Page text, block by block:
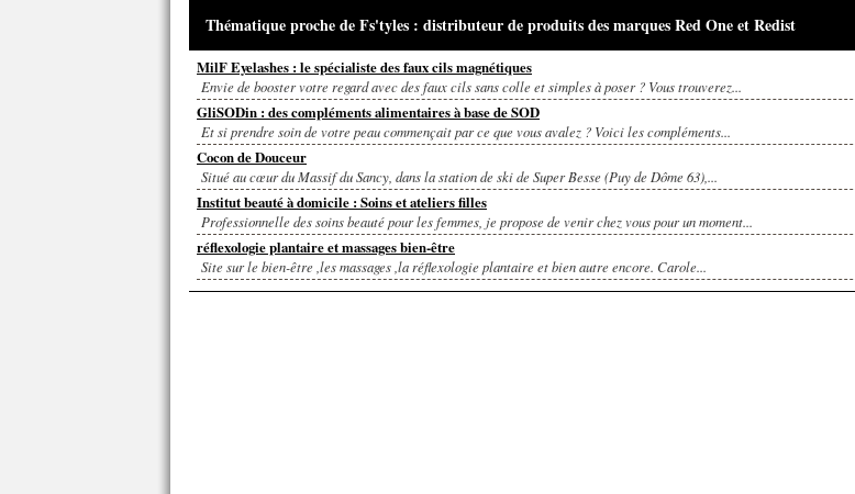
Thématique proche de Fs'tyles : distributeur de produits des marques Red One et Redist
MilF Eyelashes : le spécialiste des faux cils magnétiques
Envie de booster votre regard avec des faux cils sans colle et simples à poser ? Vous trouverez...
GliSODin : des compléments alimentaires à base de SOD
Et si prendre soin de votre peau commençait par ce que vous avalez ? Voici les compléments...
Cocon de Douceur
Situé au cœur du Massif du Sancy, dans la station de ski de Super Besse (Puy de Dôme 63),...
Institut beauté à domicile : Soins et ateliers filles
Professionnelle des soins beauté pour les femmes, je propose de venir chez vous pour un moment...
réflexologie plantaire et massages bien-être
Site sur le bien-être ,les massages ,la réflexologie plantaire et bien autre encore. Carole...